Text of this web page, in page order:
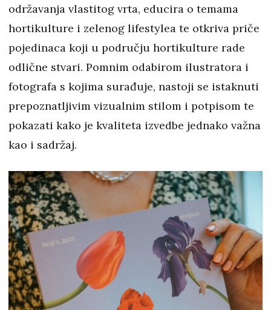
održavanja vlastitog vrta, educira o temama
hortikulture i zelenog lifestylea te otkriva priče
pojedinaca koji u području hortikulture rade
odlične stvari. Pomnim odabirom ilustratora i
fotografa s kojima surađuje, nastoji se istaknuti
prepoznatljivim vizualnim stilom i potpisom te
pokazati kako je kvaliteta izvedbe jednako važna
kao i sadržaj.